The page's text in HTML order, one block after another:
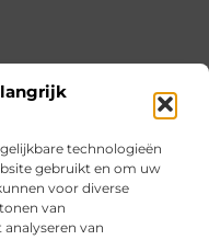
technologieën
gebruikt en om uw
voor diverse
van
van
gratis en eenvoudig.
artikelen die alles uit het
verhalen tot